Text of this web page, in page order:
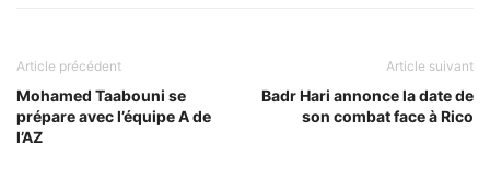
Article précédent
Mohamed Taabouni se
prépare avec l’équipe A de
l’AZ
Article suivant
Badr Hari annonce la date de
son combat face à Rico